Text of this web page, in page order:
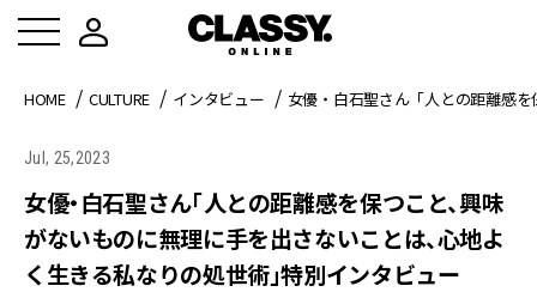
HOME CULTURE インタビュー 女優・白石聖さん「人との距離感
Jul, 25,2023
女優・白石聖さん「人との距離感を保つこと、興味
がないものに無理に手を出さないことは、心地よ
く生きる私なりの処世術」特別インタビュー